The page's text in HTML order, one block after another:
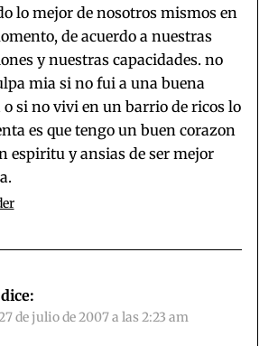
lo mejor de nosotros mismos en
de acuerdo a nuestras
y nuestras capacidades. no
mia si no fui a una buena
o si no vivi en un barrio de ricos lo
es que tengo un buen corazon
espiritu y ansias de ser mejor
dice:
de julio de 2007 a las 2:23 am